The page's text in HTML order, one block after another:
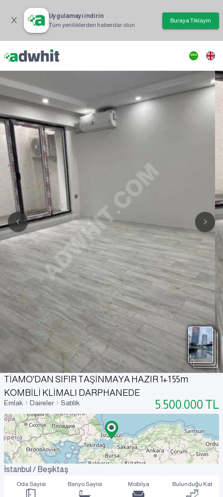
Uygulamayı indirin
Tüm yeniliklerden haberdar olun
Buraya Tıklayın
TİAMO'DAN SIFIR TAŞİNMAYA HAZIR 1+1 55m
KOMBİLİ KLİMALI DARPHANEDE
Emlak Daireler Satılık 5.500.000 TL
İstanbul / Beşiktaş
Oda Sayısı Banyo Sayısı Mobilya Bulunduğu Kat